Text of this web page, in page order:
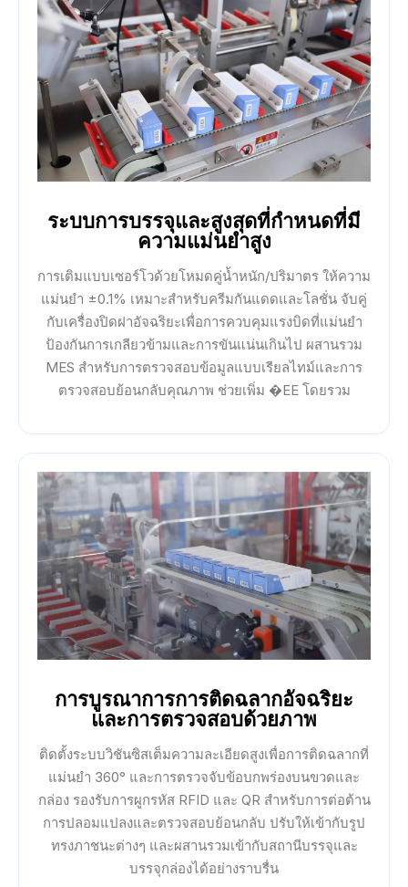
ระบบการบรรจุและสูงสุดที่กำหนดที่มี
ความแม่นยำสูง
การเติมแบบเซอร์โวด้วยโหมดคู่น้ำหนัก/ปริมาตร ให้ความ
แม่นยำ ±0.1% เหมาะสำหรับครีมกันแดดและโลชั่น จับคู่
กับเครื่องปิดฝาอัจฉริยะเพื่อการควบคุมแรงบิดที่แม่นยำ
ป้องกันการเกลียวข้ามและการขันแน่นเกินไป ผสานรวม
MES สำหรับการตรวจสอบข้อมูลแบบเรียลไทม์และการ
ตรวจสอบย้อนกลับคุณภาพ ช่วยเพิ่ม �EE โดยรวม
การบูรณาการการติดฉลากอัจฉริยะ
และการตรวจสอบด้วยภาพ
ติดตั้งระบบวิชันซิสเต็มความละเอียดสูงเพื่อการติดฉลากที่
แม่นยำ 360° และการตรวจจับข้อบกพร่องบนขวดและ
กล่อง รองรับการผูกรหัส RFID และ QR สำหรับการต่อต้าน
การปลอมแปลงและตรวจสอบย้อนกลับ ปรับให้เข้ากับรูป
ทรงภาชนะต่างๆ และผสานรวมเข้ากับสถานีบรรจุและ
บรรจุกล่องได้อย่างราบรื่น